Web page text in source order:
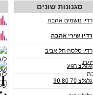
סגנונות שונים
רדיו נושמים אהבה
רדיו שירי אהבה
רדיו סלסה תל אביב
גלגלצ רגוע
גלגלצ 70 80 90